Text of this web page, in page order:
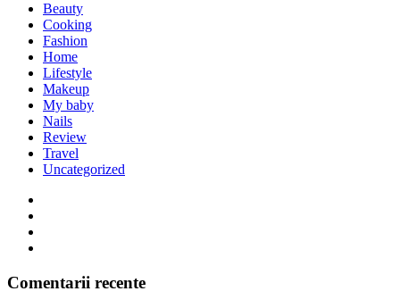
Beauty
Cooking
Fashion
Home
Lifestyle
Makeup
My baby
Nails
Review
Travel
Uncategorized
Comentarii recente